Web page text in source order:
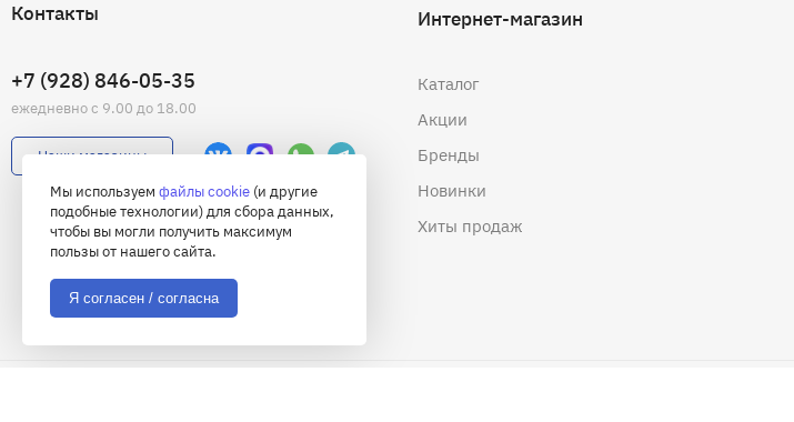
Контакты
+7 (928) 846-05-35
ежедневно с 9.00 до 18.00
Наши магазины
Интернет-магазин
Каталог
Акции
Бренды
Новинки
Хиты продаж
Мы используем файлы cookie (и другие
подобные технологии) для сбора данных,
чтобы вы могли получить максимум
пользы от нашего сайта.
Я согласен / согласна